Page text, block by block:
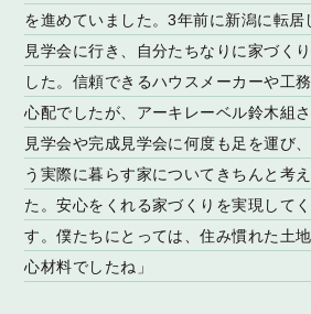
を進めていました。3年前に新潟に転居
見学会に行き、自分たちなりに家づく
した。信頼できるハウスメーカーや工
心配でしたが、アーキレーベル鈴木組
見学会や完成見学会に何度も足を運び
う実際に暮らす家についてきちんと考
た。安心をくれる家づくりを実現して
す。僕たちにとっては、住み慣れた土
心材料でしたね」